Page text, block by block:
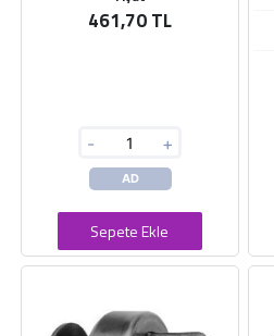
461,70 TL
- +
AD
Sepete Ekle